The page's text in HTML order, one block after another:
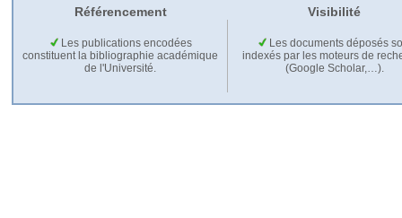
Référencement Visibilité
Les publications encodées
constituent la bibliographie académique
de l'Université.
Les documents déposés
indexés par les moteurs de
(Google Scholar,…).